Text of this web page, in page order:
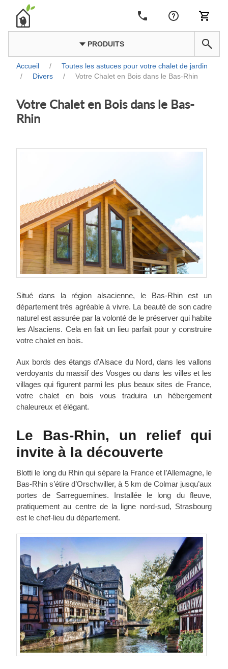
PRODUITS
Accueil /
Toutes les astuces pour votre chalet de jardin
/
Divers / Votre Chalet en Bois dans le Bas-Rhin
Votre Chalet en Bois dans le Bas-
Rhin
Situé dans la région alsacienne, le Bas-Rhin est un
département très agréable à vivre. La beauté de son cadre
naturel est assurée par la volonté de le préserver qui habite
les Alsaciens. Cela en fait un lieu parfait pour y construire
votre chalet en bois.
Aux bords des étangs d’Alsace du Nord, dans les vallons
verdoyants du massif des Vosges ou dans les villes et les
villages qui figurent parmi les plus beaux sites de France,
votre chalet en bois vous traduira un hébergement
chaleureux et élégant.
Le Bas-Rhin, un relief qui
invite à la découverte
Blotti le long du Rhin qui sépare la France et l’Allemagne, le
Bas-Rhin s’étire d’Orschwiller, à 5 km de Colmar jusqu’aux
portes de Sarreguemines. Installée le long du fleuve,
pratiquement au centre de la ligne nord-sud, Strasbourg
est le chef-lieu du département.